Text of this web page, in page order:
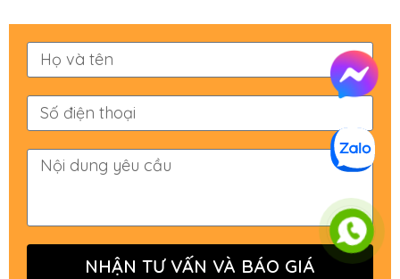
NHẬN TƯ VẤN VÀ BÁO GIÁ